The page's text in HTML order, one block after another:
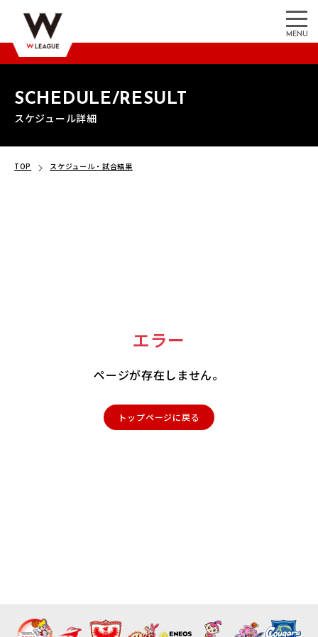
MENU
SCHEDULE/RESULT
スケジュール詳細
TOP スケジュール・試合結果
エラー
ページが存在しません。
トップページに戻る